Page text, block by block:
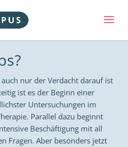
nur der Verdacht darauf ist
ist es der Beginn einer
Untersuchungen im
Parallel dazu beginnt
Beschäftigung mit all
Fragen. Aber besonders jetzt